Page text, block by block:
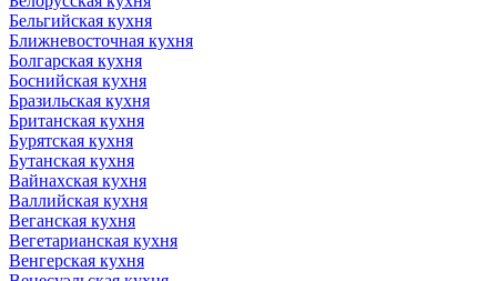
Бельгийская кухня
Ближневосточная кухня
Болгарская кухня
Боснийская кухня
Бразильская кухня
Британская кухня
Бурятская кухня
Бутанская кухня
Вайнахская кухня
Валлийская кухня
Веганская кухня
Вегетарианская кухня
Венгерская кухня